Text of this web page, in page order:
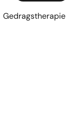
Gedragstherapie